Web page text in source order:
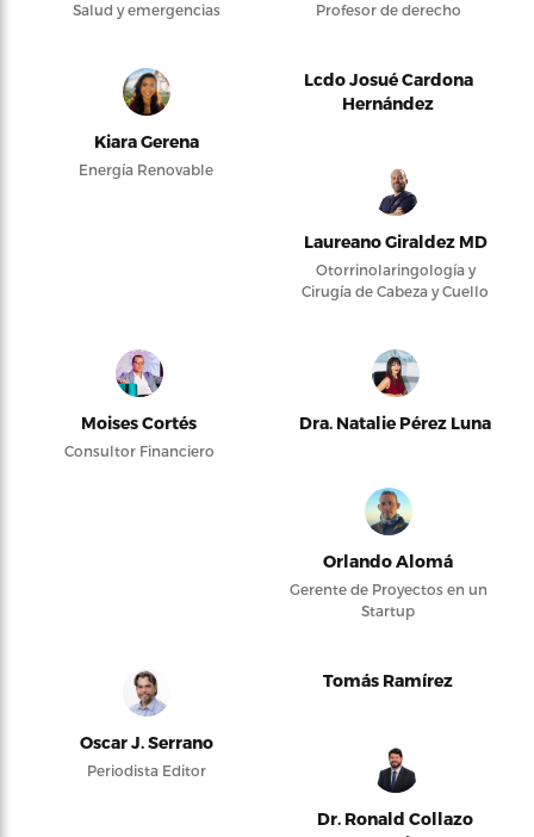
Salud y emergencias Profesor de derecho
Kiara Gerena
Energía Renovable
Lcdo Josué Cardona
Hernández
Laureano Giraldez MD
Otorrinolaringología y
Cirugía de Cabeza y Cuello
Moises Cortés
Consultor Financiero
Dra. Natalie Pérez Luna
Orlando Alomá
Gerente de Proyectos en un
Startup
Oscar J. Serrano
Periodista Editor
Tomás Ramírez
Dr. Ronald Collazo